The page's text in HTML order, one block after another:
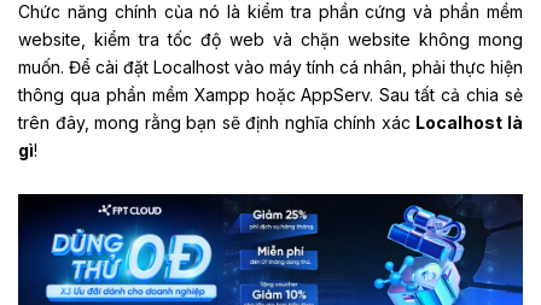
Chức năng chính của nó là kiểm tra phần cứng và phần mềm
website, kiểm tra tốc độ web và chặn website không mong
muốn. Để cài đặt Localhost vào máy tính cá nhân, phải thực hiện
thông qua phần mềm Xampp hoặc AppServ. Sau tất cả chia sẻ
trên đây, mong rằng bạn sẽ định nghĩa chính xác Localhost là
gì!